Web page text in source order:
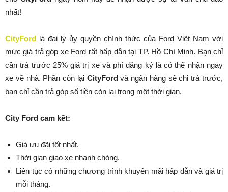
nhất!
CityFord là đại lý ủy quyền chính thức của Ford Việt Nam với
mức giá trả góp xe Ford rất hấp dẫn tại TP. Hồ Chí Minh. Bạn chỉ
cần trả trước 25% giá trị xe và phí đăng ký là có thể nhận ngay
xe về nhà. Phần còn lại CityFordvà ngân hàng sẽ chi trả trước,
bạn chỉ cần trả góp số tiền còn lại trong một thời gian.
City Ford cam kết:
Giá ưu đãi tốt nhất.
Thời gian giao xe nhanh chóng.
Liên tục có những chương trình khuyến mãi hấp dẫn và giá trị
mỗi tháng.